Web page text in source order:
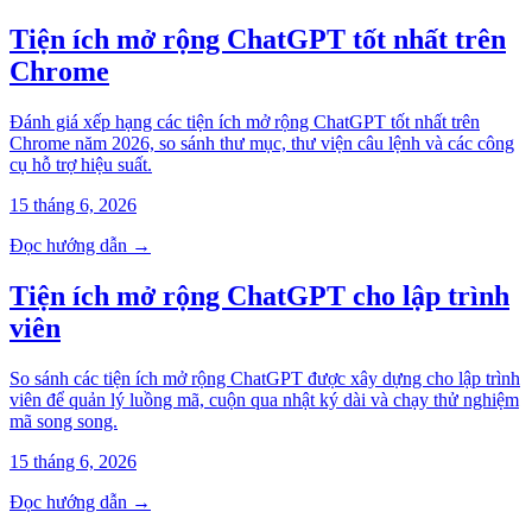
Tiện ích mở rộng ChatGPT tốt nhất trên
Chrome
Đánh giá xếp hạng các tiện ích mở rộng ChatGPT tốt nhất trên
Chrome năm 2026, so sánh thư mục, thư viện câu lệnh và các công
cụ hỗ trợ hiệu suất.
15 tháng 6, 2026
Đọc hướng dẫn →
Tiện ích mở rộng ChatGPT cho lập trình
viên
So sánh các tiện ích mở rộng ChatGPT được xây dựng cho lập trình
viên để quản lý luồng mã, cuộn qua nhật ký dài và chạy thử nghiệm
mã song song.
15 tháng 6, 2026
Đọc hướng dẫn →